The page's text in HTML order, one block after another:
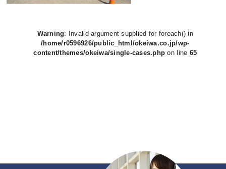
Warning: Invalid argument supplied for foreach() in
/home/r0596926/public_html/okeiwa.co.jp/wp-
content/themes/okeiwa/single-cases.php on line 65